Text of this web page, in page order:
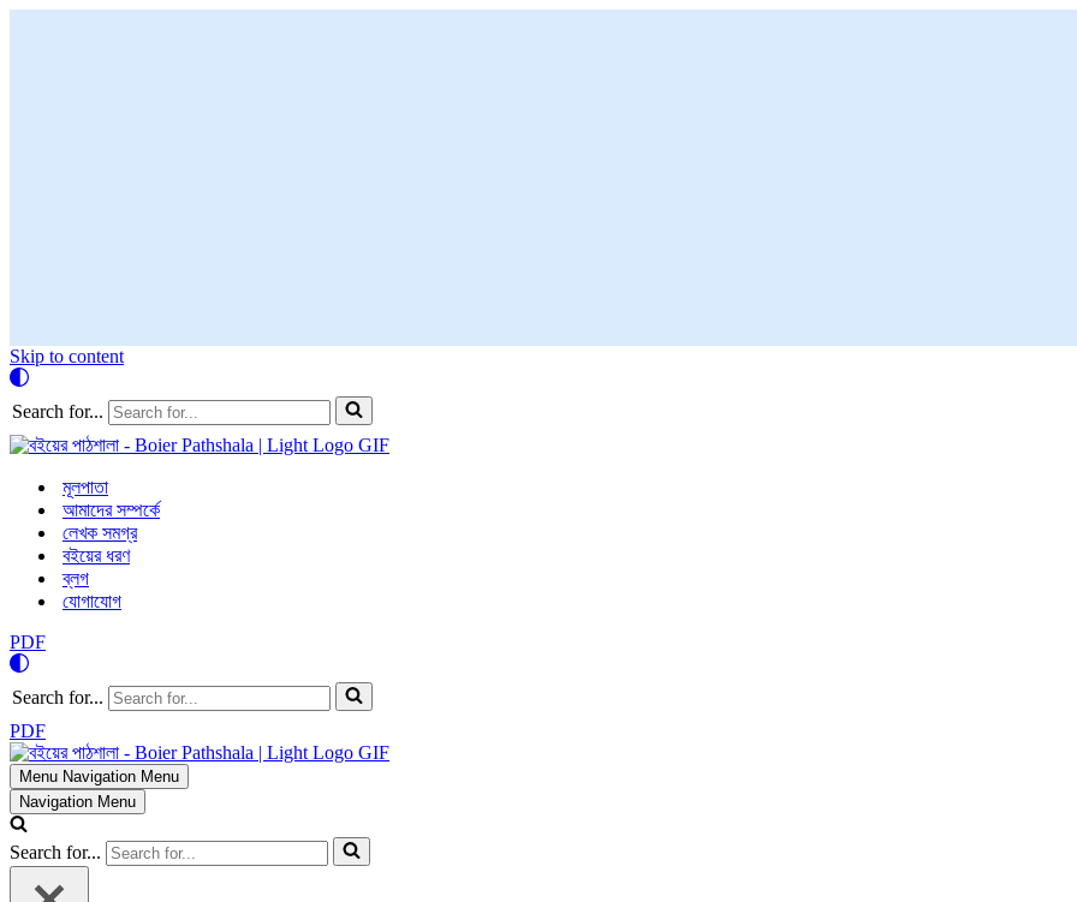
Skip to content
Search for...
মূলপাতা
আমাদের সম্পর্কে
লেখক সমগ্র
বইয়ের ধরণ
ব্লগ
যোগাযোগ
PDF
Search for...
PDF
Menu Navigation Menu
Navigation Menu
Search for...